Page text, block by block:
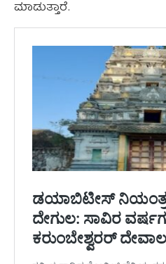
ಮಾಡುತ್ತಾರೆ.